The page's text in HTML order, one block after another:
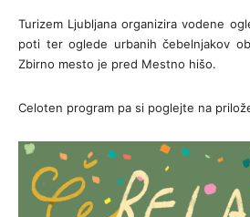
Turizem Ljubljana organizira vodene
poti ter oglede urbanih čebelnjakov
Zbirno mesto je pred Mestno hišo.
Celoten program pa si poglejte na